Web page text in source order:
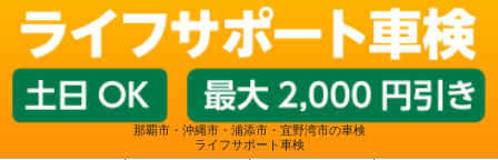
那覇市・沖縄市・浦添市・宜野湾市の車検
ライフサポート車検